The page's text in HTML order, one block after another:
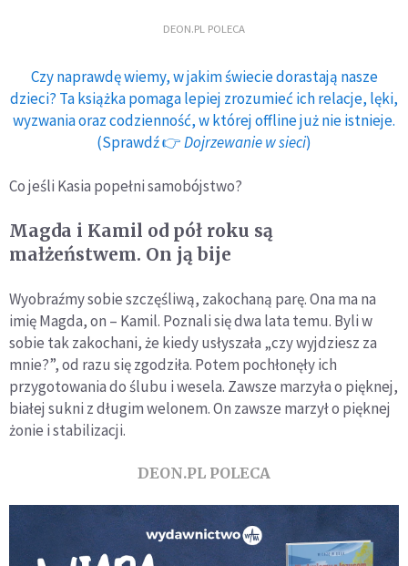
DEON.PL POLECA
Czy naprawdę wiemy, w jakim świecie dorastają nasze
dzieci? Ta książka pomaga lepiej zrozumieć ich relacje, lęki,
wyzwania oraz codzienność, w której offline już nie istnieje.
(Sprawdź 👉Dojrzewanie w sieci)
Co jeśli Kasia popełni samobójstwo?
Magda i Kamil od pół roku są
małżeństwem. On ją bije
Wyobraźmy sobie szczęśliwą, zakochaną parę. Ona ma na
imię Magda, on – Kamil. Poznali się dwa lata temu. Byli w
sobie tak zakochani, że kiedy usłyszała „czy wyjdziesz za
mnie?”, od razu się zgodziła. Potem pochłonęły ich
przygotowania do ślubu i wesela. Zawsze marzyła o pięknej,
białej sukni z długim welonem. On zawsze marzył o pięknej
żonie i stabilizacji.
DEON.PL POLECA